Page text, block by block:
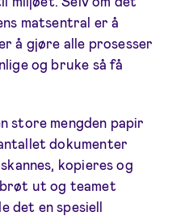
matsentral er å
å gjøre alle prosesser
og bruke så få
store mengden papir
dokumenter
kopieres og
brøt ut og teamet
det en spesiell